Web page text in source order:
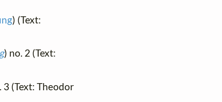
) (Text:
) no. 2 (Text:
3 (Text: Theodor